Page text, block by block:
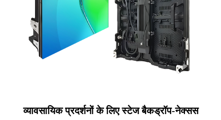
व्यावसायिक प्रदर्शनों के लिए स्टेज बैकड्रॉप-नेक्सस